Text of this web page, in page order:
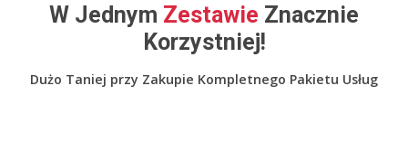
W Jednym Zestawie Znacznie
Korzystniej!
Dużo Taniej przy Zakupie Kompletnego Pakietu Usług